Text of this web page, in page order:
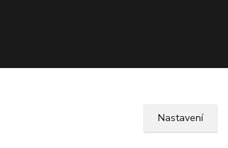
Nastavení